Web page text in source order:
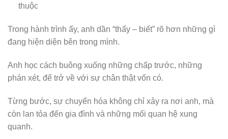
thuộc
Trong hành trình ấy, anh dần “thấy – biết” rõ hơn những gì
đang hiện diện bên trong mình.
Anh học cách buông xuống những chấp trước, những
phán xét, để trở về với sự chân thật vốn có.
Từng bước, sự chuyển hóa không chỉ xảy ra nơi anh, mà
còn lan tỏa đến gia đình và những mối quan hệ xung
quanh.